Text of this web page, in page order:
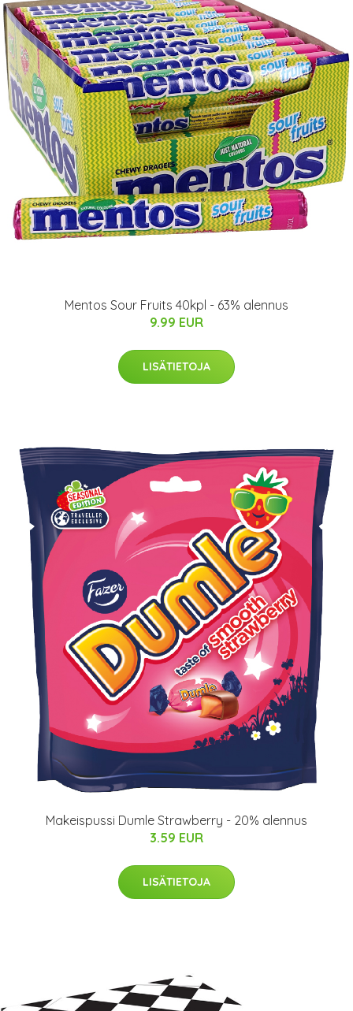
Mentos Sour Fruits 40kpl - 63% alennus
9.99 EUR
LISÄTIETOJA
Makeispussi Dumle Strawberry - 20% alennus
3.59 EUR
LISÄTIETOJA